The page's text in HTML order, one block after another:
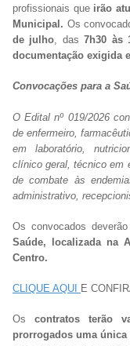
profissionais que irão
Municipal. Os
de julho, das7h30 às
documentação exigida
Convocações para a
O Edital nº 019/2026
de enfermeiro,
em laboratório,
clínico geral, técnico em
de combate às
administrativo,
Os convocados
Saúde, localizada na
Centro.
CLIQUE AQUI E
Os contratos terão
prorrogados uma